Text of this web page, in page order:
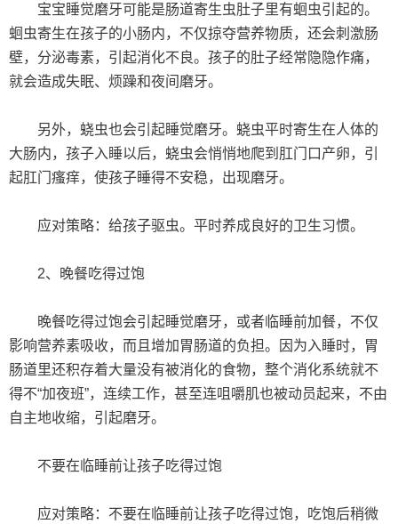
宝宝睡觉磨牙可能是肠道寄生虫肚子里有蛔虫引起的。
蛔虫寄生在孩子的小肠内，不仅掠夺营养物质，还会刺激肠
壁，分泌毒素，引起消化不良。孩子的肚子经常隐隐作痛，
就会造成失眠、烦躁和夜间磨牙。
另外，蛲虫也会引起睡觉磨牙。蛲虫平时寄生在人体的
大肠内，孩子入睡以后，蛲虫会悄悄地爬到肛门口产卵，引
起肛门瘙痒，使孩子睡得不安稳，出现磨牙。
应对策略：给孩子驱虫。平时养成良好的卫生习惯。
2、晚餐吃得过饱
晚餐吃得过饱会引起睡觉磨牙，或者临睡前加餐，不仅
影响营养素吸收，而且增加胃肠道的负担。因为入睡时，胃
肠道里还积存着大量没有被消化的食物，整个消化系统就不
得不“加夜班”，连续工作，甚至连咀嚼肌也被动员起来，不由
自主地收缩，引起磨牙。
不要在临睡前让孩子吃得过饱
应对策略：不要在临睡前让孩子吃得过饱，吃饱后稍微